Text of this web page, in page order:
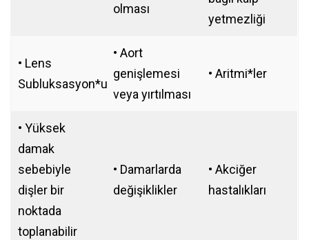
olması
yetmezliği
• Lens
Subluksasyon*u
• Aort
genişlemesi
veya yırtılması
• Aritmi*ler
• Yüksek
damak
sebebiyle
dişler bir
noktada
toplanabilir
• Damarlarda
değişiklikler
• Akciğer
hastalıkları